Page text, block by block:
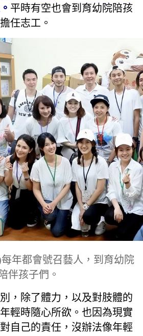
平時有空也會到育幼院陪孩
任志工。
年都會號召藝人，到育幼院
陪伴孩子們。
別，除了體力，以及對肢體的
輕時隨心所欲。也因為現實
自己的責任，沒辦法像年輕